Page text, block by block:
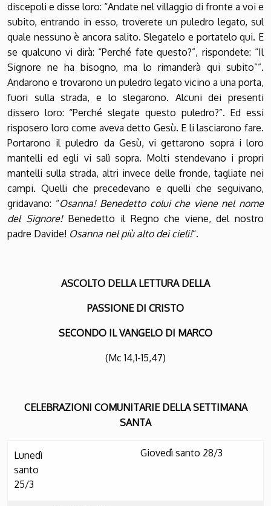
discepoli e disse loro: “Andate nel villaggio di fronte a voi e
subito, entrando in esso, troverete un puledro legato, sul
quale nessuno è ancora salito. Slegatelo e portatelo qui. E
se qualcuno vi dirà: “Perché fate questo?”, rispondete: “Il
Signore ne ha bisogno, ma lo rimanderà qui subito””.
Andarono e trovarono un puledro legato vicino a una porta,
fuori sulla strada, e lo slegarono. Alcuni dei presenti
dissero loro: “Perché slegate questo puledro?”. Ed essi
risposero loro come aveva detto Gesù. E li lasciarono fare.
Portarono il puledro da Gesù, vi gettarono sopra i loro
mantelli ed egli vi salì sopra. Molti stendevano i propri
mantelli sulla strada, altri invece delle fronde, tagliate nei
campi. Quelli che precedevano e quelli che seguivano,
gridavano: “Osanna! Benedetto colui che viene nel nome
del Signore! Benedetto il Regno che viene, del nostro
padre Davide! Osanna nel più alto dei cieli!“.
ASCOLTO DELLA LETTURA DELLA
PASSIONE DI CRISTO
SECONDO IL VANGELO DI MARCO
(Mc 14,1-15,47)
CELEBRAZIONI COMUNITARIE DELLA SETTIMANA
SANTA
Lunedì
santo
25/3
Giovedì santo 28/3